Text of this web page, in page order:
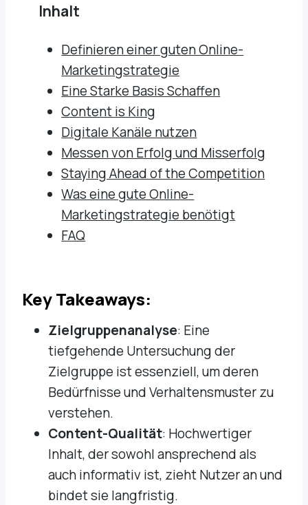
Inhalt
Definieren einer guten Online-
Marketingstrategie
Eine Starke Basis Schaffen
Content is King
Digitale Kanäle nutzen
Messen von Erfolg und Misserfolg
Staying Ahead of the Competition
Was eine gute Online-
Marketingstrategie benötigt
FAQ
Key Takeaways:
Zielgruppenanalyse: Eine
tiefgehende Untersuchung der
Zielgruppe ist essenziell, um deren
Bedürfnisse und Verhaltensmuster zu
verstehen.
Content-Qualität: Hochwertiger
Inhalt, der sowohl ansprechend als
auch informativ ist, zieht Nutzer an und
bindet sie langfristig.